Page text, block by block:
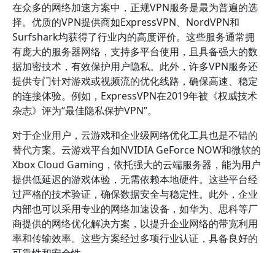
在众多的网络加速方案中，正规VPN服务是最为普遍的选
择。优质的VPN提供商如ExpressVPN、NordVPN和
Surfshark均获得了行业内的高度评价。这些服务通常拥
有庞大的服务器网络，支持多平台使用，且具备强大的数
据加密技术，有效保护用户隐私。此外，许多VPN服务还
提供专门针对游戏或视频流的优化线路，确保高速、稳定
的连接体验。例如，ExpressVPN在2019年被《权威技术
杂志》评为“最佳隐私保护VPN”。
对于企业用户，云游戏和企业级网络优化工具也是不错的
替代方案。云游戏平台如NVIDIA GeForce NOW和微软的
Xbox Cloud Gaming，依托强大的云端服务器，能为用户
提供低延迟的游戏体验，无需依赖本地硬件。这些平台经
过严格的技术验证，确保数据安全与稳定性。此外，企业
内部也可以采用专业的网络加速设备，如华为、思科等厂
商提供的网络优化解决方案，以提升企业网络的带宽利用
率和传输效率。这些方案经过多项行业认证，具备良好的